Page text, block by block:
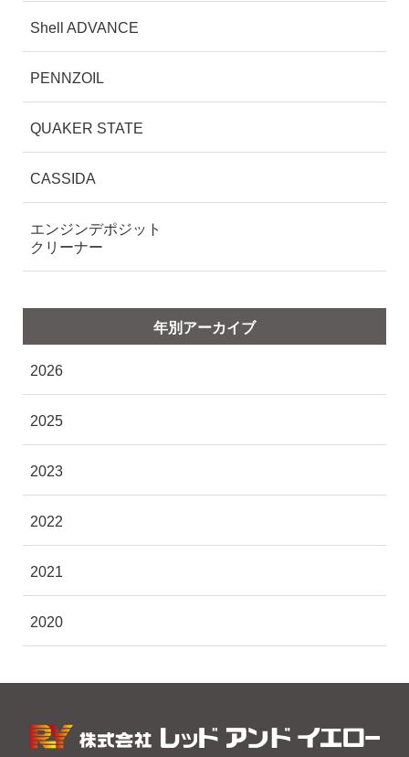
Shell ADVANCE
PENNZOIL
QUAKER STATE
CASSIDA
エンジンデポジット
クリーナー
年別アーカイブ
2026
2025
2023
2022
2021
2020